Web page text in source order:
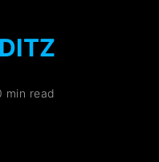
min read